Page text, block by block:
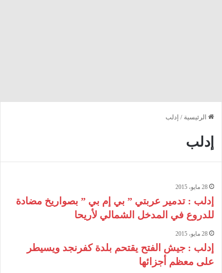
الرئيسية / إدلب
إدلب
28 مايو، 2015
إدلب : تدمير عربتي ” بي إم بي ” بصواريخ مضادة
للدروع في المدخل الشمالي لأريحا
28 مايو، 2015
إدلب : جيش الفتح يقتحم بلدة كفرنجد ويسيطر
على معظم أجزائها